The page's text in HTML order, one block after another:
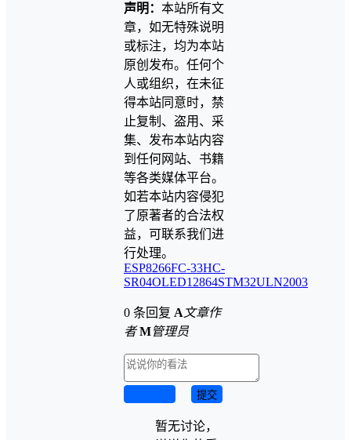
声明： 本站所有文
章，如无特殊说明
或标注，均为本站
原创发布。任何个
人或组织，在未征
得本站同意时，禁
止复制、盗用、采
集、发布本站内容
到任何网站、书籍
等各类媒体平台。
如若本站内容侵犯
了原著者的合法权
益，可联系我们进
行处理。
ESP8266FC-33HC-
SR04OLED12864STM32ULN2003
0 条回复 A 文章作
者 M管理员
提交
暂无讨论，